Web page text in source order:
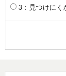
3：見つけにく